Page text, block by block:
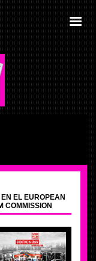
EL EUROPEAN
COMMISSION